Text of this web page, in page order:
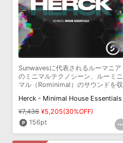
Sunwavesに代表されるルーマニア
のミニマルテクノシーン、ルーミニ
マル（Rominimal）のサウンドを収
Herck - Minimal House Essentials
¥7,436 ¥5,205(30%OFF)
156pt